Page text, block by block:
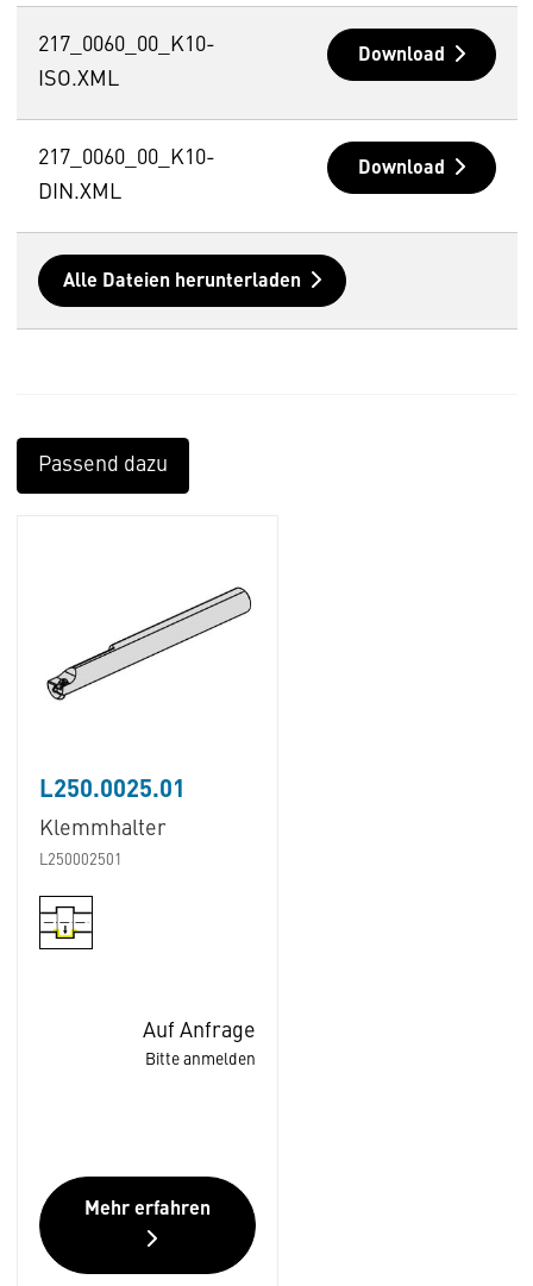
217_0060_00_K10-
ISO.XML
Download
217_0060_00_K10-
DIN.XML
Download
Alle Dateien herunterladen
Passend dazu
L250.0025.01
Klemmhalter
L250002501
Auf Anfrage
Bitte anmelden
Mehr erfahren